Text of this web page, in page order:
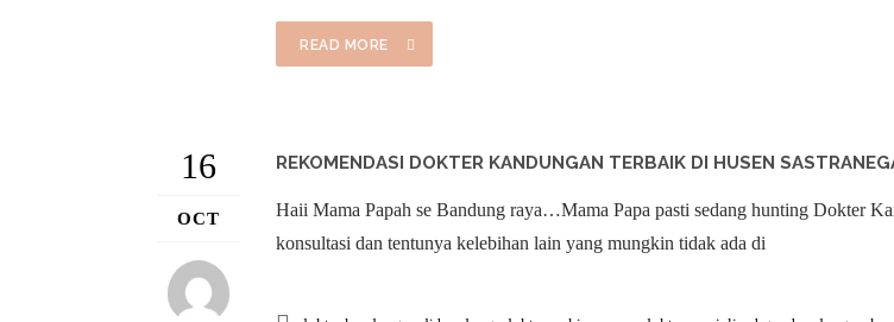
READ MORE
16
OCT
REKOMENDASI DOKTER KANDUNGAN TERBAIK DI HUSEN
Haii Mama Papah se Bandung raya…Mama Papa pasti sedang hunting Dokter
konsultasi dan tentunya kelebihan lain yang mungkin tidak ada di